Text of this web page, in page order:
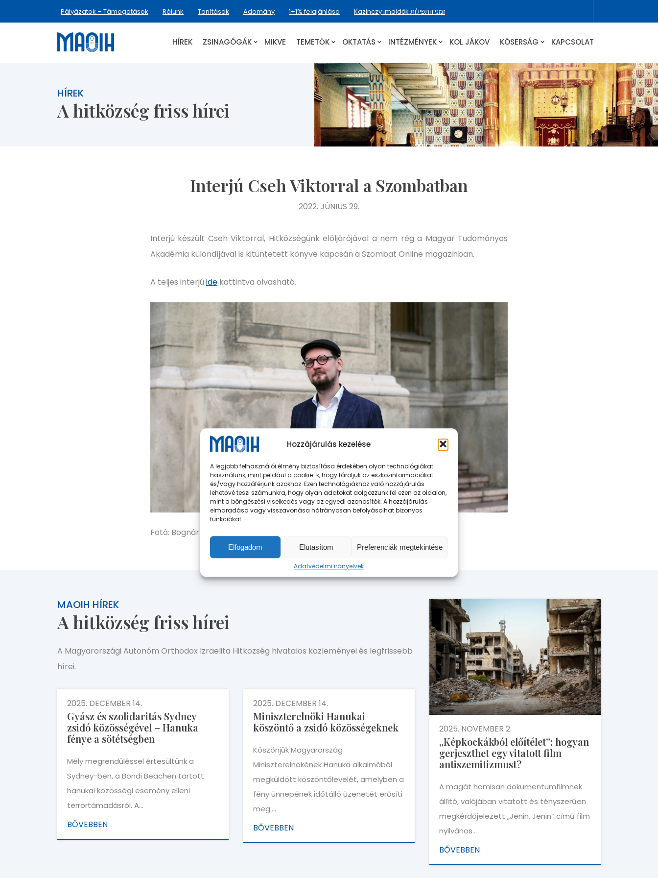
Hozzájárulás kezelése
A legjobb felhasználói élmény biztosítása érdekében olyan technológiákat
használunk, mint például a cookie-k, hogy tároljuk az eszközinformációkat
és/vagy hozzáférjünk azokhoz. Ezen technológiákhoz való hozzájárulás
lehetővé teszi számunkra, hogy olyan adatokat dolgozzunk fel ezen az oldalon,
mint a böngészési viselkedés vagy az egyedi azonosítók. A hozzájárulás
elmaradása vagy visszavonása hátrányosan befolyásolhat bizonyos
funkciókat.
Elfogadom Elutasítom Preferenciák megtekintése
Adatvédelmi irányelvek
Pályázatok – Támogatások Rólunk Tanítások Adomány 1+1% felajánlása Kazinczy imaidők זמני התפילות
HÍREK ZSINAGÓGÁK MIKVE TEMETŐK OKTATÁS INTÉZMÉNYEK KOL JÁKOV KÓSERSÁG KAPCSOLAT
HÍREK
A hitközség friss hírei
Interjú Cseh Viktorral a Szombatban
2022. JÚNIUS 29.
Interjú készült Cseh Viktorral, Hitközségünk elöljàrójàval a nem rég a Magyar Tudományos
Akadémia különdíjával is kitüntetett könyve kapcsán a Szombat Online magazinban.
A teljes interjú ide kattintva olvasható.
Fotó: Bognár Rachel.
MAOIH HÍREK
A hitközség friss hírei
A Magyarországi Autonóm Orthodox Izraelita Hitközség hivatalos közleményei és legfrissebb
hírei.
2025. DECEMBER 14.
Gyász és szolidaritás Sydney
zsidó közösségével – Hanuka
fénye a sötétségben
Mély megrendüléssel értesültünk a
Sydney-ben, a Bondi Beachen tartott
hanukai közösségi esemény elleni
terrortámadásról. A…
BŐVEBBEN
2025. DECEMBER 14.
Miniszterelnöki Hanukai
köszöntő a zsidó közösségeknek
Köszönjük Magyarország
Miniszterelnökének Hanuka alkalmából
megküldött köszöntőlevelét, amelyben a
fény ünnepének időtálló üzenetét erősíti
meg:…
BŐVEBBEN
2025. NOVEMBER 2.
„Képkockákból előítélet”: hogyan
gerjeszthet egy vitatott film
antiszemitizmust?
A magát hamisan dokumentumfilmnek
állító, valójában vitatott és tényszerűen
megkérdőjelezett „Jenin, Jenin” című film
nyilvános…
BŐVEBBEN